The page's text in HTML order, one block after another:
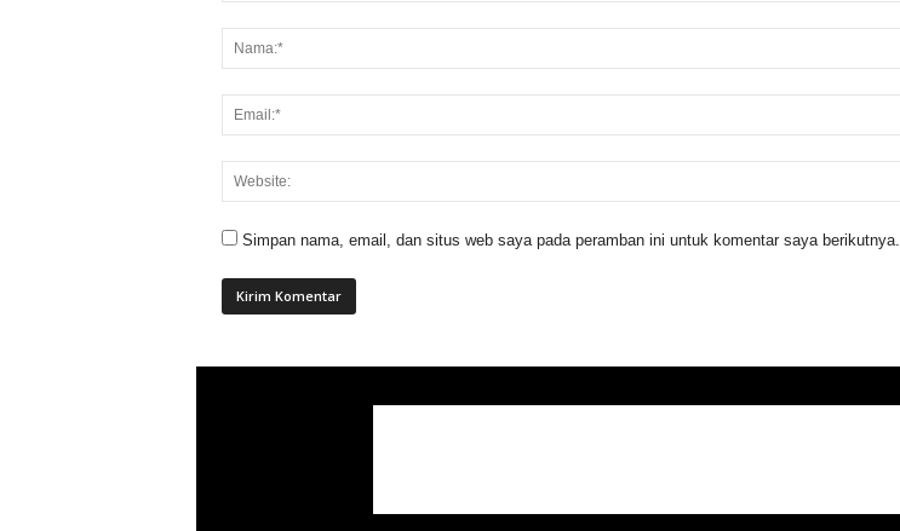
Simpan nama, email, dan situs web saya pada peramban ini untuk komentar saya berikutnya.